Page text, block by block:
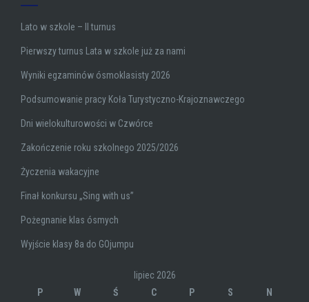
Lato w szkole – II turnus
Pierwszy turnus Lata w szkole już za nami
Wyniki egzaminów ósmoklasisty 2026
Podsumowanie pracy Koła Turystyczno-Krajoznawczego
Dni wielokulturowości w Czwórce
Zakończenie roku szkolnego 2025/2026
Życzenia wakacyjne
Finał konkursu „Sing with us”
Pożegnanie klas ósmych
Wyjście klasy 8a do GOjumpu
lipiec 2026
P
W Ś C P S
N